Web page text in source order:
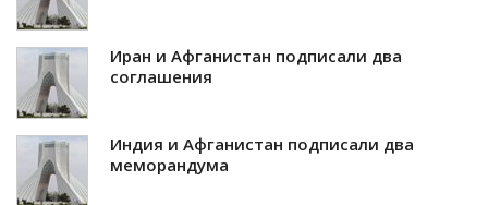
Иран и Афганистан подписали два
соглашения
Индия и Афганистан подписали два
меморандума